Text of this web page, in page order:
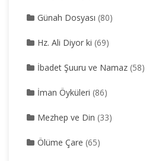
Günah Dosyası (80)
Hz. Ali Diyor ki (69)
İbadet Şuuru ve Namaz (58)
İman Öyküleri (86)
Mezhep ve Din (33)
Ölüme Çare (65)